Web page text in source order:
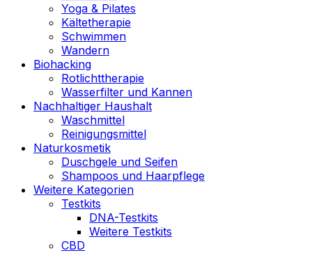
Yoga & Pilates
Kältetherapie
Schwimmen
Wandern
Biohacking
Rotlichttherapie
Wasserfilter und Kannen
Nachhaltiger Haushalt
Waschmittel
Reinigungsmittel
Naturkosmetik
Duschgele und Seifen
Shampoos und Haarpflege
Weitere Kategorien
Testkits
DNA-Testkits
Weitere Testkits
CBD